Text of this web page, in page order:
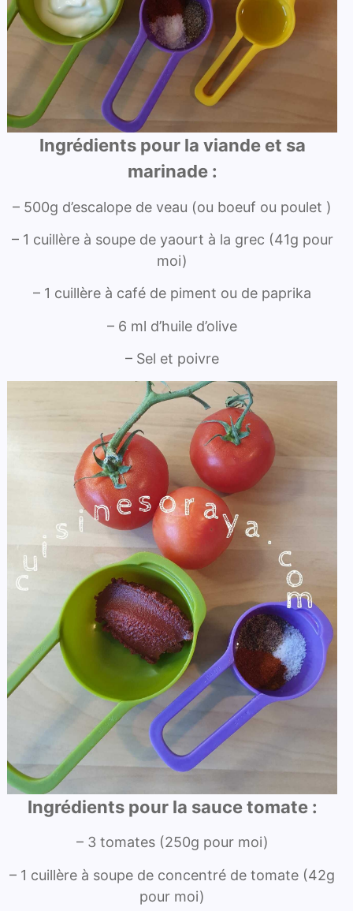
Ingrédients pour la viande et sa
marinade :
– 500g d’escalope de veau (ou boeuf ou poulet )
– 1 cuillère à soupe de yaourt à la grec (41g pour
moi)
– 1 cuillère à café de piment ou de paprika
– 6 ml d’huile d’olive
– Sel et poivre
Ingrédients pour la sauce tomate :
– 3 tomates (250g pour moi)
– 1 cuillère à soupe de concentré de tomate (42g
pour moi)